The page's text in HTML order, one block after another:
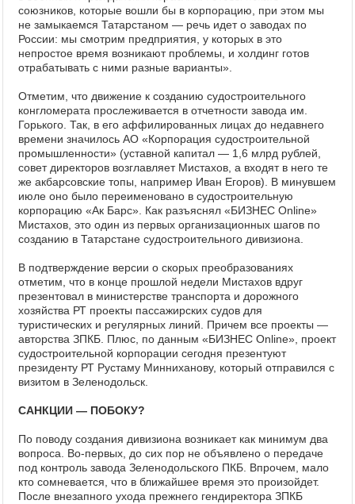
союзников, которые вошли бы в корпорацию, при этом мы
не замыкаемся Татарстаном — речь идет о заводах по
России: мы смотрим предприятия, у которых в это
непростое время возникают проблемы, и холдинг готов
отрабатывать с ними разные варианты».
Отметим, что движение к созданию судостроительного
конгломерата прослеживается в отчетности завода им.
Горького. Так, в его аффилированных лицах до недавнего
времени значилось АО «Корпорация судостроительной
промышленности» (уставной капитал — 1,6 млрд рублей,
совет директоров возглавляет Мистахов, а входят в него те
же акбарсовские топы, например Иван Егоров). В минувшем
июле оно было переименовано в судостроительную
корпорацию «Ак Барс». Как разъяснял «БИЗНЕС Online»
Мистахов, это один из первых организационных шагов по
созданию в Татарстане судостроительного дивизиона.
В подтверждение версии о скорых преобразованиях
отметим, что в конце прошлой недели Мистахов вдруг
презентовал в министерстве транспорта и дорожного
хозяйства РТ проекты пассажирских судов для
туристических и регулярных линий. Причем все проекты —
авторства ЗПКБ. Плюс, по данным «БИЗНЕС Online», проект
судостроительной корпорации сегодня презентуют
президенту РТ Рустаму Минниханову, который отправился с
визитом в Зеленодольск.
САНКЦИИ — ПОБОКУ?
По поводу создания дивизиона возникает как минимум два
вопроса. Во-первых, до сих пор не объявлено о передаче
под контроль завода Зеленодольского ПКБ. Впрочем, мало
кто сомневается, что в ближайшее время это произойдет.
После внезапного ухода прежнего гендиректора ЗПКБ